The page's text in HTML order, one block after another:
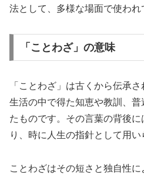
法として、多様な場面で使われ
「ことわざ」の意味
「ことわざ」は古くから伝承
生活の中で得た知恵や教訓、
たものです。その言葉の背後
り、時に人生の指針として用い
ことわざはその短さと独自性